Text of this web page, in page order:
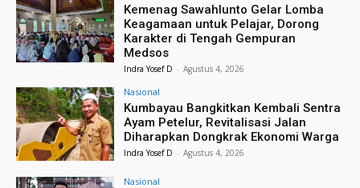
Kemenag Sawahlunto Gelar Lomba
Keagamaan untuk Pelajar, Dorong
Karakter di Tengah Gempuran
Medsos
Indra Yosef D - Agustus 4, 2026
Nasional
Kumbayau Bangkitkan Kembali Sentra
Ayam Petelur, Revitalisasi Jalan
Diharapkan Dongkrak Ekonomi Warga
Indra Yosef D - Agustus 4, 2026
Nasional